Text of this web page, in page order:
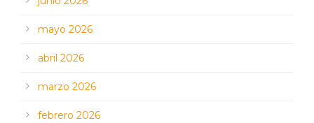
mayo 2026
abril 2026
marzo 2026
febrero 2026